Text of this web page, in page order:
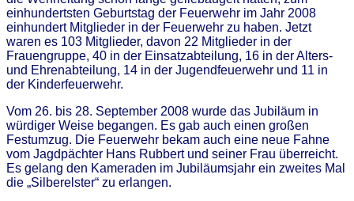
einhundertsten Geburtstag der Feuerwehr im Jahr 2008
einhundert Mitglieder in der Feuerwehr zu haben. Jetzt
waren es 103 Mitglieder, davon 22 Mitglieder in der
Frauengruppe, 40 in der Einsatzabteilung, 16 in der Alters-
und Ehrenabteilung, 14 in der Jugendfeuerwehr und 11 in
der Kinderfeuerwehr.
Vom 26. bis 28. September 2008 wurde das Jubiläum in
würdiger Weise begangen. Es gab auch einen großen
Festumzug. Die Feuerwehr bekam auch eine neue Fahne
vom Jagdpächter Hans Rubbert und seiner Frau überreicht.
Es gelang den Kameraden im Jubiläumsjahr ein zweites Mal
die „Silberelster“ zu erlangen.